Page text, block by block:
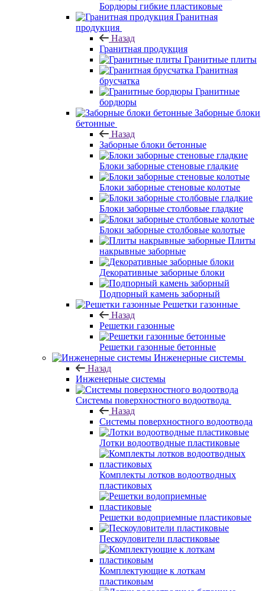
Бордюры гибкие пластиковые
Гранитная
продукция
Назад
Гранитная продукция
Гранитные плиты
Гранитная
брусчатка
Гранитные
бордюры
Заборные блоки
бетонные
Назад
Заборные блоки бетонные
Блоки заборные стеновые гладкие
Блоки заборные стеновые колотые
Блоки заборные столбовые гладкие
Блоки заборные столбовые колотые
Плиты
накрывные заборные
Декоративные заборные блоки
Подпорный камень заборный
Решетки газонные
Назад
Решетки газонные
Решетки газонные бетонные
Инженерные системы
Назад
Инженерные системы
Системы поверхностного водоотвода
Назад
Системы поверхностного водоотвода
Лотки водоотводные пластиковые
Комплекты лотков водоотводных
пластиковых
Решетки водоприемные пластиковые
Пескоуловители пластиковые
Комплектующие к лоткам
пластиковым